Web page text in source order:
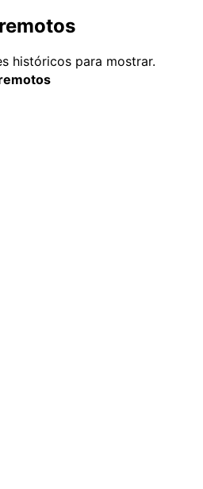
históricos para mostrar.